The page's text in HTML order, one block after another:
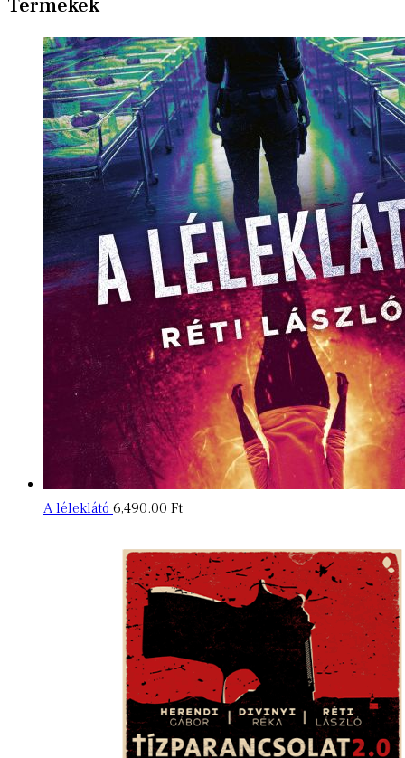
Termékek
A léleklátó 6,490.00 Ft